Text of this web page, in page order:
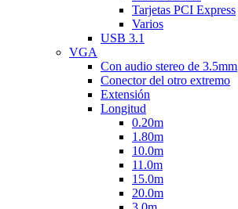
Tarjetas PCI Express
Varios
USB 3.1
VGA
Con audio stereo de 3.5mm
Conector del otro extremo
Extensión
Longitud
0.20m
1.80m
10.0m
11.0m
15.0m
20.0m